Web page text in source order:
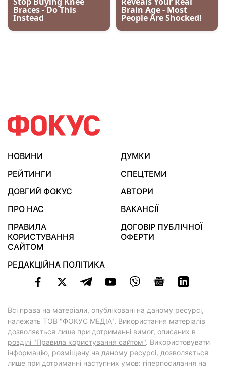
НОВИНИ
ДУМКИ
РЕЙТИНГИ
СПЕЦТЕМИ
ДОВГИЙ ФОКУС
АВТОРИ
ПРО НАС
ВАКАНСІЇ
ПРАВИЛА
КОРИСТУВАННЯ
САЙТОМ
ДОГОВІР ПУБЛІЧНОЇ
ОФЕРТИ
РЕДАКЦІЙНА ПОЛІТИКА
Всі права на матеріали, опубліковані на даному ресурсі,
належать ТОВ "ФОКУС МЕДІА". Використання матеріалів
дозволяється лише при дотриманні вимог, описаних в
розділі "Правила користування сайтом". Використовувати
інформацію, розміщену на даному ресурсі, дозволяється
лише при дотриманні наступних умов: гіперпосилання на